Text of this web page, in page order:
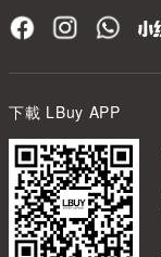
下載 LBuy APP